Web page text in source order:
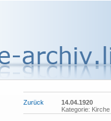
Zurück
14.04.1920
Kategorie: